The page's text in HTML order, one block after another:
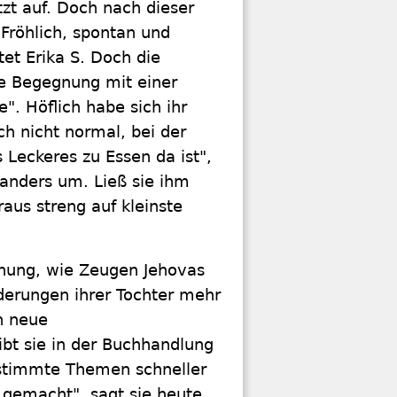
auf. Doch nach dieser
spontan und
Erika S. Doch die
Begegnung mit einer
Höflich habe sich ihr
nicht normal, bei der
zu Essen da ist",
um. Ließ sie ihm
streng auf kleinste
wie Zeugen Jehovas
ihrer Tochter mehr
neue
sie in der Buchhandlung
Themen schneller